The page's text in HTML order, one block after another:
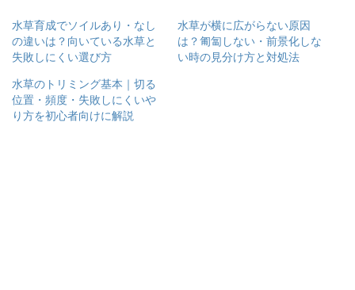
水草育成でソイルあり・なし
の違いは？向いている水草と
失敗しにくい選び方
水草が横に広がらない原因
は？匍匐しない・前景化しな
い時の見分け方と対処法
水草のトリミング基本｜切る
位置・頻度・失敗しにくいや
り方を初心者向けに解説